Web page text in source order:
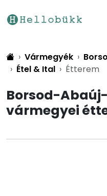
Vármegyék
Étel & Ital
Étterem
Borsod-
vármegyei